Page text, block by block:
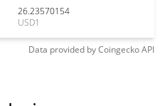
26.23570154
USD1
Data provided byCoingeckoAPI